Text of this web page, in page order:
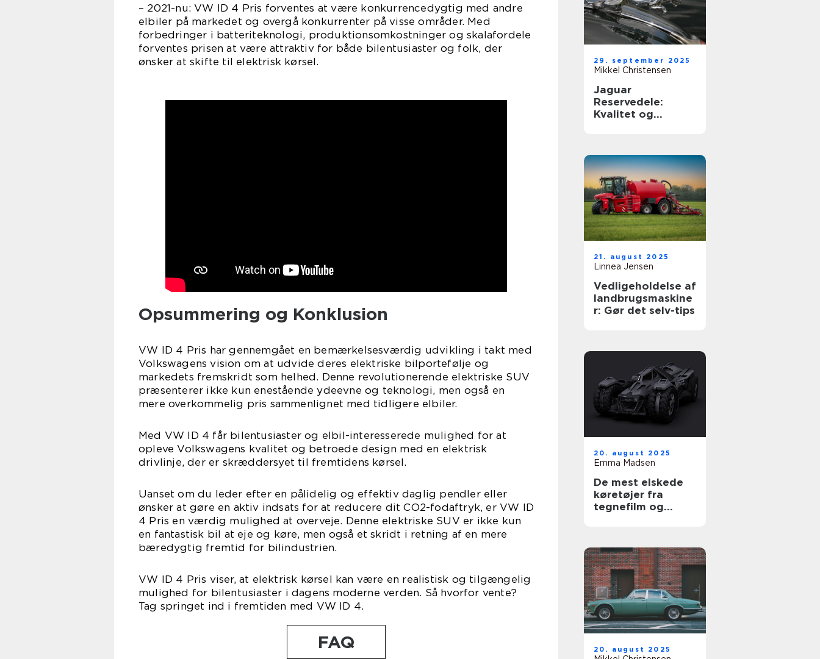
– 2021-nu: VW ID 4 Pris forventes at være konkurrencedygtig med andre
elbiler på markedet og overgå konkurrenter på visse områder. Med
forbedringer i batteriteknologi, produktionsomkostninger og skalafordele
forventes prisen at være attraktiv for både bilentusiaster og folk, der
ønsker at skifte til elektrisk kørsel.
Opsummering og Konklusion
VW ID 4 Pris har gennemgået en bemærkelsesværdig udvikling i takt med
Volkswagens vision om at udvide deres elektriske bilportefølje og
markedets fremskridt som helhed. Denne revolutionerende elektriske SUV
præsenterer ikke kun enestående ydeevne og teknologi, men også en
mere overkommelig pris sammenlignet med tidligere elbiler.
Med VW ID 4 får bilentusiaster og elbil-interesserede mulighed for at
opleve Volkswagens kvalitet og betroede design med en elektrisk
drivlinje, der er skræddersyet til fremtidens kørsel.
Uanset om du leder efter en pålidelig og effektiv daglig pendler eller
ønsker at gøre en aktiv indsats for at reducere dit CO2-fodaftryk, er VW ID
4 Pris en værdig mulighed at overveje. Denne elektriske SUV er ikke kun
en fantastisk bil at eje og køre, men også et skridt i retning af en mere
bæredygtig fremtid for bilindustrien.
VW ID 4 Pris viser, at elektrisk kørsel kan være en realistisk og tilgængelig
mulighed for bilentusiaster i dagens moderne verden. Så hvorfor vente?
Tag springet ind i fremtiden med VW ID 4.
FAQ
29. september 2025
Mikkel Christensen
Jaguar
Reservedele:
Kvalitet og
21. august 2025
Linnea Jensen
Vedligeholdelse af
landbrugsmaskine
r: Gør det selv-tips
20. august 2025
Emma Madsen
De mest elskede
køretøjer fra
tegnefilm og
20. august 2025